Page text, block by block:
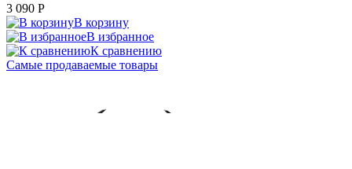
3 090 P
В корзину
В избранное
К сравнению
Самые продаваемые товары